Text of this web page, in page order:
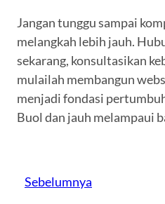
Jangan tunggu sampai
melangkah lebih jauh.
sekarang, konsultasikan
mulailah membangun
menjadi fondasi
Buol dan jauh melampaui
Sebelumnya